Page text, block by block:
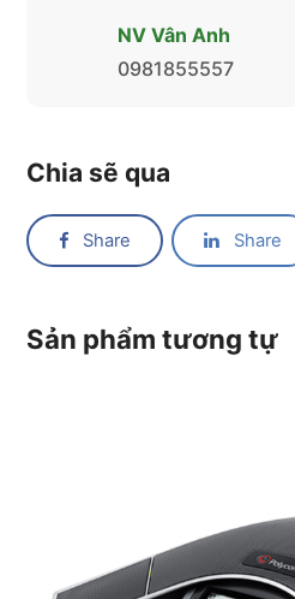
NV Vân Anh
0981855557
Chia sẽ qua
Share Share
Sản phẩm tương tự